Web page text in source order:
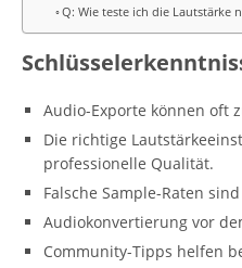
Q: Wie teste ich die Lautstärke
Audio-Exporte können oft
Die richtige
professionelle Qualität.
Falsche Sample-Raten
Audiokonvertierung vor
Community-Tipps helfen